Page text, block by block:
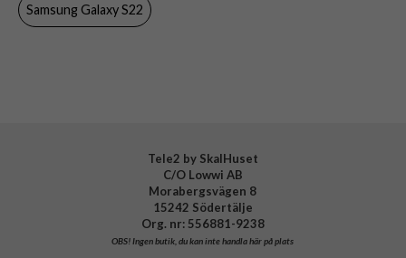
Varumärke
Samsung Galaxy S22
Tele2 by SkalHuset
C/O Lowwi AB
Morabergsvägen 8
15242 Södertälje
Org. nr: 556881-9238
OBS!Ingen butik, du kan inte handla här på plats